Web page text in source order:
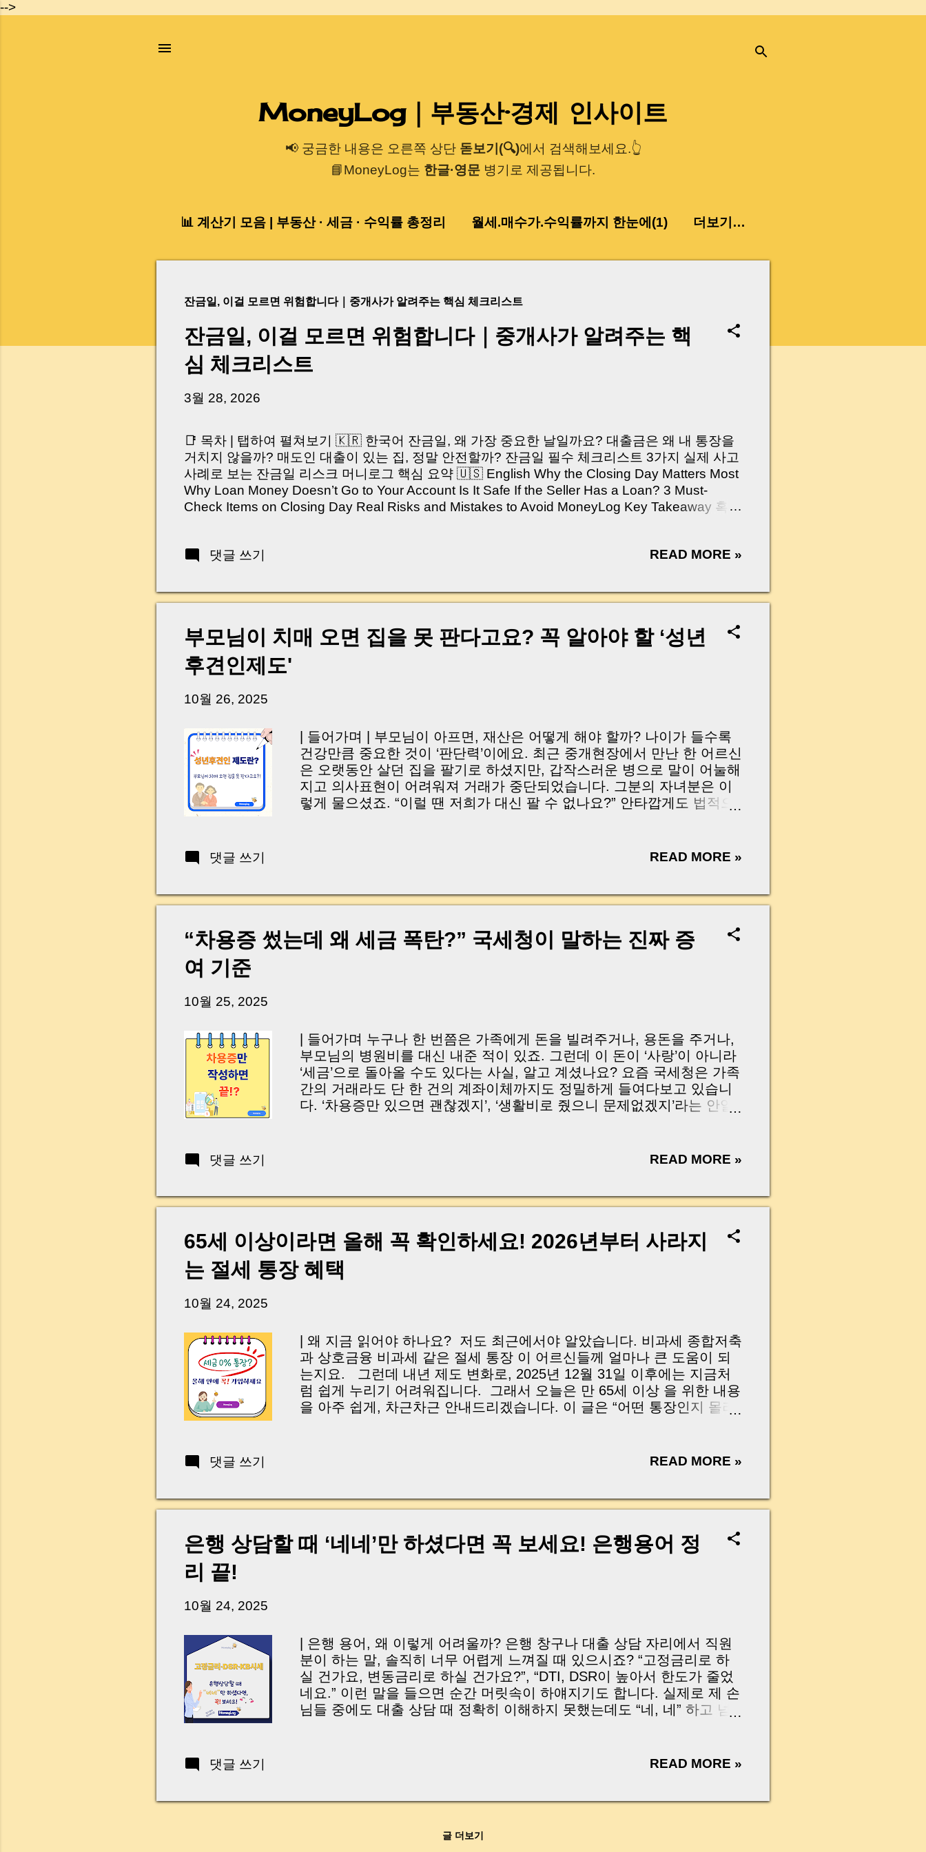
-->
기본 콘텐츠로 건너뛰기
MoneyLog｜부동산·경제 인사이트
📢 궁금한 내용은 오른쪽 상단돋보기(🔍)에서 검색해보세요.👆
📘MoneyLog는 한글·영문 병기로 제공됩니다.
📊 계산기 모음 | 부동산 · 세금 · 수익률 총정리 월세.매수가.수익률까지 한눈에(1) 더보기…
잔금일, 이걸 모르면 위험합니다｜중개사가 알려주는 핵심 체크리스트
잔금일, 이걸 모르면 위험합니다｜중개사가 알려주는 핵
심 체크리스트
3월 28, 2026
📑 목차 | 탭하여 펼쳐보기 🇰🇷 한국어 잔금일, 왜 가장 중요한 날일까요? 대출금은 왜 내 통장을
거치지 않을까? 매도인 대출이 있는 집, 정말 안전할까? 잔금일 필수 체크리스트 3가지 실제 사고
사례로 보는 잔금일 리스크 머니로그 핵심 요약 🇺🇸 English Why the Closing Day Matters Most
Why Loan Money Doesn’t Go to Your Account Is It Safe If the Seller Has a Loan? 3 Must-
Check Items on Closing Day Real Risks and Mistakes to Avoid MoneyLog Key Takeaway 혹시
억 원이 한 번에 움직이는 가장 긴장되는 순간 입니다. 실제로 제가 중개 현장에서 겪었던 일입니
황이 있었습니다. 또 어떤 분은 이렇게 말씀하십니다. “내 대출인데 왜 내 통장으로 안 들어오죠?”
“매도인이 대출 안 갚고 도망가면 어떡하죠?” 이 모든 불안, 사실은 ‘구조’를 몰라서 생기는 걱정입
꼭 준비해야 하는지 중개 실무 기준으로 아주 쉽게 풀어드리겠습니다. 이 글 하나만 제대로 이해
하시면, 잔금일이 더 이상 두려운 날이 아니라 “내 집을 완성하는 마지막 퍼즐” 이 될 수 있습니다. |
Introduction (Tap to expand) Have you ever thought like this? “Closing day…...
댓글 쓰기 READ MORE »
부모님이 치매 오면 집을 못 판다고요? 꼭 알아야 할 ‘성년
후견인제도'
10월 26, 2025
| 들어가며 | 부모님이 아프면, 재산은 어떻게 해야 할까? 나이가 들수록
건강만큼 중요한 것이 ‘판단력’이에요. 최근 중개현장에서 만난 한 어르신
은 오랫동안 살던 집을 팔기로 하셨지만, 갑작스러운 병으로 말이 어눌해
지고 의사표현이 어려워져 거래가 중단되었습니다. 그분의 자녀분은 이
렇게 물으셨죠. “이럴 땐 저희가 대신 팔 수 없나요?” 안타깝게도 법적으
는 분들은 많지 않아요. 평생 모아온 재산이 ‘치매’나 ‘의사무능력’ 이라는
대해 현실적인 시각으로 함께 살펴보겠습니다. | Introduction (English)
worry about — their ability to make decisions can also fade. Recently, at
a real estate office, an elderly homeowner wanted to sell her home but
kno...
댓글 쓰기 READ MORE »
“차용증 썼는데 왜 세금 폭탄?” 국세청이 말하는 진짜 증
여 기준
10월 25, 2025
| 들어가며 누구나 한 번쯤은 가족에게 돈을 빌려주거나, 용돈을 주거나,
부모님의 병원비를 대신 내준 적이 있죠. 그런데 이 돈이 ‘사랑’이 아니라
‘세금’으로 돌아올 수도 있다는 사실, 알고 계셨나요? 요즘 국세청은 가족
간의 거래라도 단 한 건의 계좌이체까지도 정밀하게 들여다보고 있습니
다. ‘차용증만 있으면 괜찮겠지’, ‘생활비로 줬으니 문제없겠지’라는 안일
리 알고 준비하라 ”고 강조합니다. 오늘 이 글은 바로 그 준비의 시작입
실전 노하우 지금부터, 당신의 돈을 지키는 진짜 상속·증여의 비밀을 풀
allowances, or paid a parent’s hospital bill at some point. But did you
know that these acts of love could be reclassified as taxable gifts ?
These days, the National Tax Service scrutinizes even a single bank
Jang...
댓글 쓰기 READ MORE »
65세 이상이라면 올해 꼭 확인하세요! 2026년부터 사라지
는 절세 통장 혜택
10월 24, 2025
| 왜 지금 읽어야 하나요? 저도 최근에서야 알았습니다. 비과세 종합저축
과 상호금융 비과세 같은 절세 통장 이 어르신들께 얼마나 큰 도움이 되
는지요. 그런데 내년 제도 변화로, 2025년 12월 31일 이후에는 지금처
럼 쉽게 누리기 어려워집니다. 그래서 오늘은 만 65세 이상 을 위한 내용
을 아주 쉽게, 차근차근 안내드리겠습니다. 이 글은 “어떤 통장인지 몰라
요. 한 줄 핵심: 어르신의 이자·배당에 붙는 세금을 크게 줄여주는 절세
지는지 상호금융 비과세 혜택과 세율 인상(최대 9%) 이슈 올해(2025년)
(ISA·연금저축·IRP) 부탁드려요: 주변 부모님·지인 어르신께 이 글을 공
유 해 주세요. 단 몇 분의 정보가 수십만 원의 세금 을 지켜드릴 수 있습
댓글 쓰기 READ MORE »
은행 상담할 때 ‘네네’만 하셨다면 꼭 보세요! 은행용어 정
리 끝!
10월 24, 2025
| 은행 용어, 왜 이렇게 어려울까? 은행 창구나 대출 상담 자리에서 직원
분이 하는 말, 솔직히 너무 어렵게 느껴질 때 있으시죠? “고정금리로 하
실 건가요, 변동금리로 하실 건가요?”, “DTI, DSR이 높아서 한도가 줄었
네요.” 이런 말을 들으면 순간 머릿속이 하얘지기도 합니다. 실제로 제 손
님들 중에도 대출 상담 때 정확히 이해하지 못했는데도 “네, 네” 하고 넘
자주 나오는 은행 용어들 을 누구나 이해할 수 있도록 아주 쉽게 정리해
understand? (English) Have you ever found yourself at the bank,
was saying? “Would you like a fixed or variable rate?” “Your DSR is too
댓글 쓰기 READ MORE »
글 더보기